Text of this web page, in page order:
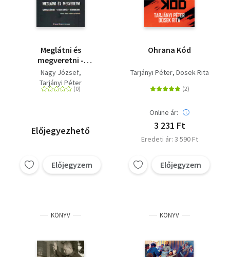
Meglátni és
megveretni -
Székházlángok, utcai
csaták, terror -
Székházláncok, utcai
Nagy József
Tarjányi Péter
Előjegyezhető
Előjegyzem
Ohrana Kód
Tarjányi Péter Dosek Rita
Online ár:
3 231 Ft
Eredeti ár: 3 590 Ft
Előjegyzem
KÖNYV KÖNYV